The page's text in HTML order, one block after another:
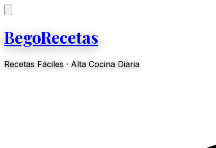
BegoRecetas
Recetas Fáciles · Alta Cocina Diaria